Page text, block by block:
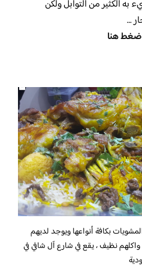
به الكثير من التوابل ولكن
…
هنا
بكافة أنواعها ويوجد لديهم
نظيف ، يقع في شارع آل شافي في